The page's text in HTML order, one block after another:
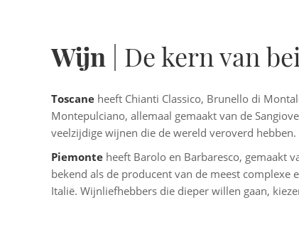
Wijn | De kern van
Toscane heeft Chianti Classico, Brunello di
Montepulciano, allemaal gemaakt van de
veelzijdige wijnen die de wereld veroverd hebben.
Piemonte heeft Barolo en Barbaresco, gemaakt
bekend als de producent van de meest complexe
Italië. Wijnliefhebbers die dieper willen gaan,